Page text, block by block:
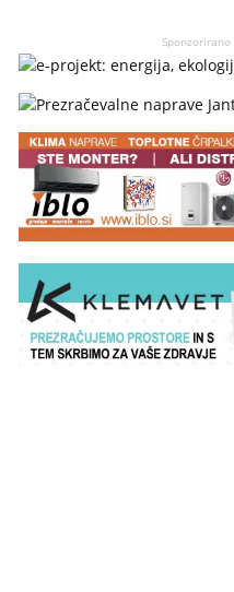
Sponzorirano